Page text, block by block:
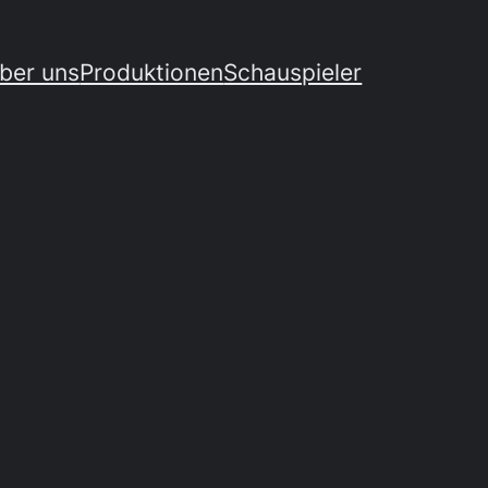
unsProduktionenSchauspieler